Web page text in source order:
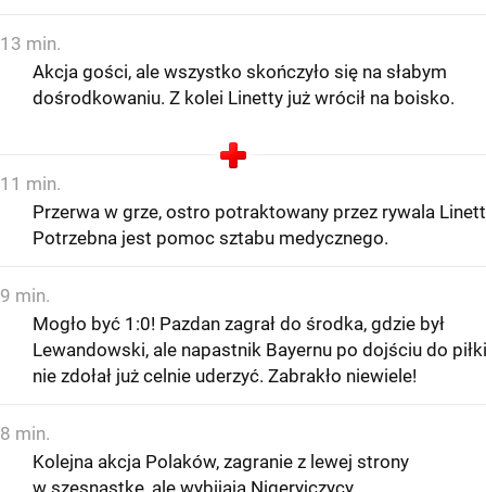
13 min.
Akcja gości, ale wszystko skończyło się na słabym
dośrodkowaniu. Z kolei Linetty już wrócił na boisko.
11 min.
Przerwa w grze, ostro potraktowany przez rywala
Potrzebna jest pomoc sztabu medycznego.
9 min.
Mogło być 1:0! Pazdan zagrał do środka, gdzie był
Lewandowski, ale napastnik Bayernu po dojściu do piłki
nie zdołał już celnie uderzyć. Zabrakło niewiele!
8 min.
Kolejna akcja Polaków, zagranie z lewej strony